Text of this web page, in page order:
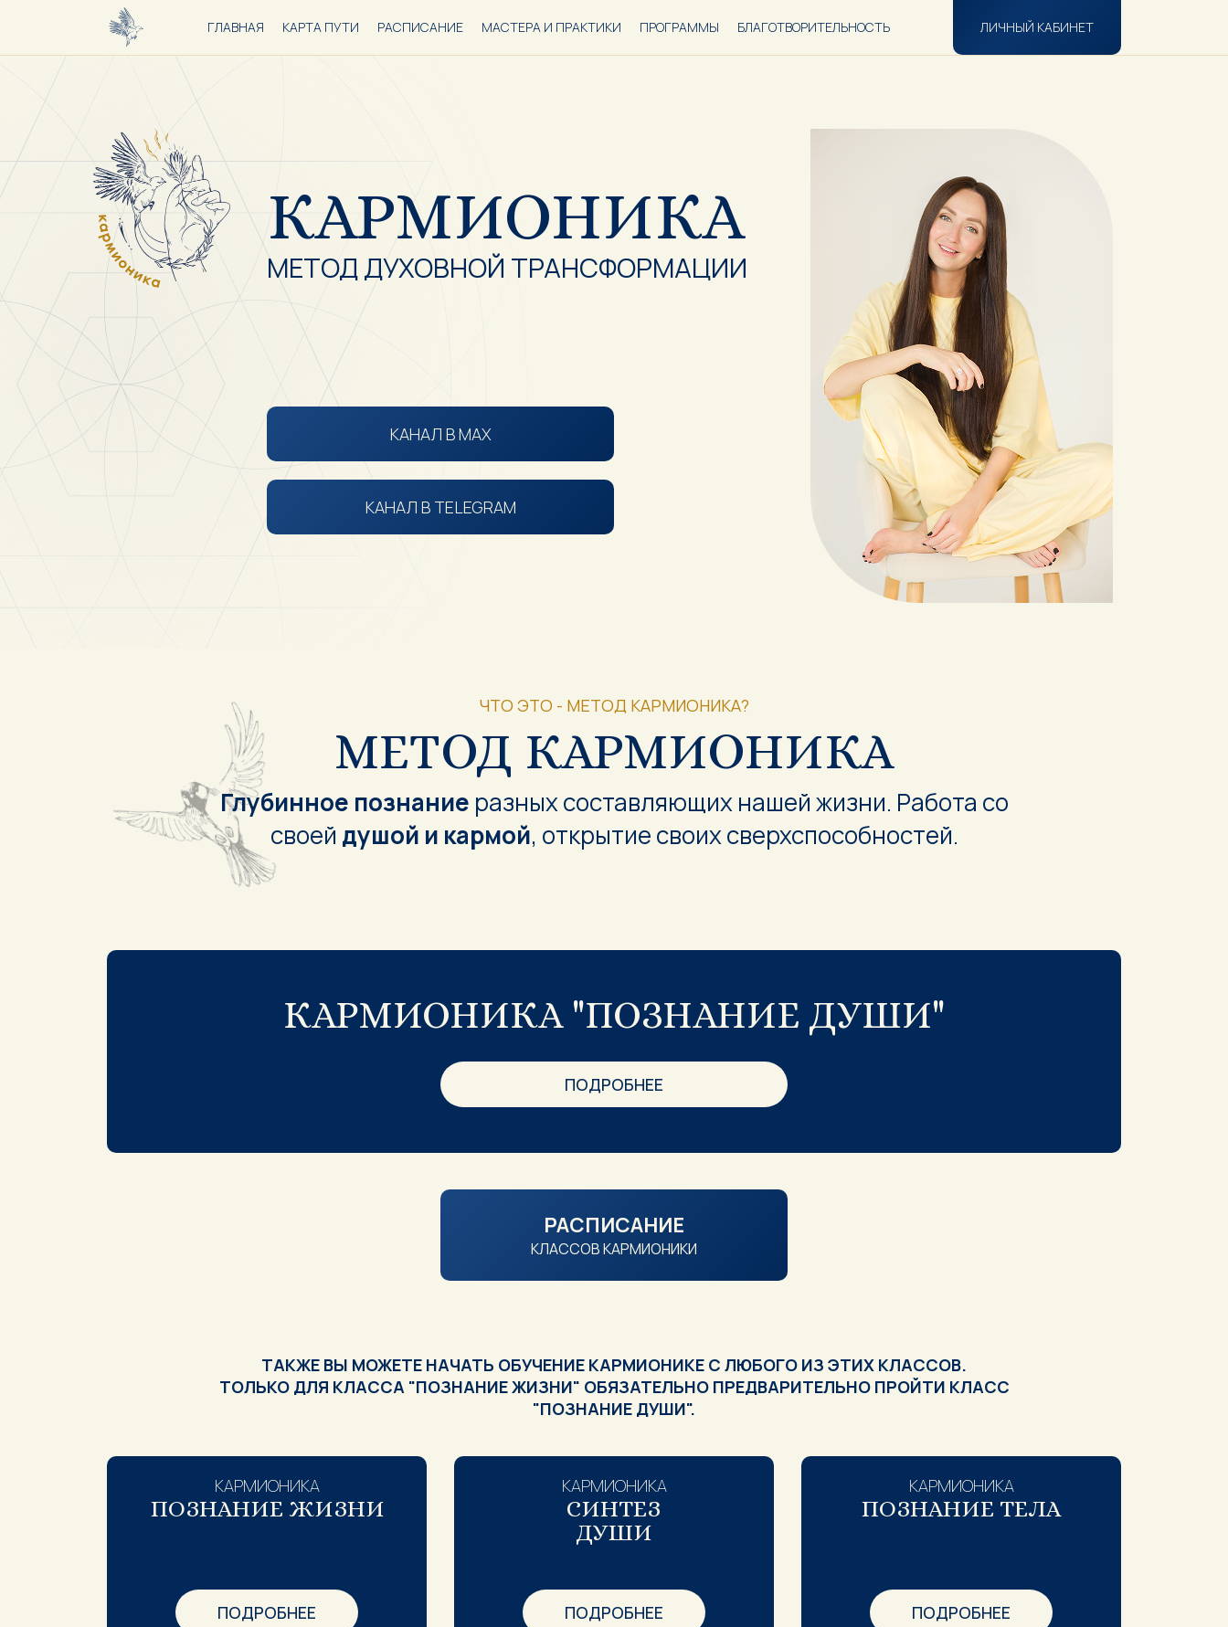
ГЛАВНАЯ КАРТА ПУТИ РАСПИСАНИЕ МАСТЕРА И ПРАКТИКИ ПРОГРАММЫ БЛАГОТВОРИТЕЛЬНОСТЬ ЛИЧНЫЙ КАБИНЕТ
КАРМИОНИКА
МЕТОД ДУХОВНОЙ ТРАНСФОРМАЦИИ
КАНАЛ В MAX
КАНАЛ В TELEGRAM
ЧТО ЭТО - МЕТОД КАРМИОНИКА?
МЕТОД КАРМИОНИКА
Глубинное познание разных составляющих нашей жизни. Работа со
своей душой и кармой, открытие своих сверхспособностей.
КАРМИОНИКА "ПОЗНАНИЕ ДУШИ"
ПОДРОБНЕЕ
РАСПИСАНИЕ
КЛАССОВ КАРМИОНИКИ
ТАКЖЕ ВЫ МОЖЕТЕ НАЧАТЬ ОБУЧЕНИЕ КАРМИОНИКЕ С ЛЮБОГО ИЗ ЭТИХ КЛАССОВ.
ТОЛЬКО ДЛЯ КЛАССА "ПОЗНАНИЕ ЖИЗНИ" ОБЯЗАТЕЛЬНО ПРЕДВАРИТЕЛЬНО ПРОЙТИ КЛАСС
"ПОЗНАНИЕ ДУШИ".
КАРМИОНИКА
ПОЗНАНИЕ ЖИЗНИ
ПОДРОБНЕЕ
КАРМИОНИКА
СИНТЕЗ
ДУШИ
ПОДРОБНЕЕ
КАРМИОНИКА
ПОЗНАНИЕ ТЕЛА
ПОДРОБНЕЕ